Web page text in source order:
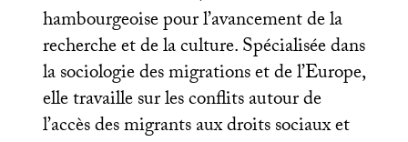
hambourgeoise pour l’avancement de la
recherche et de la culture. Spécialisée dans
la sociologie des migrations et de l’Europe,
elle travaille sur les conflits autour de
l’accès des migrants aux droits sociaux et